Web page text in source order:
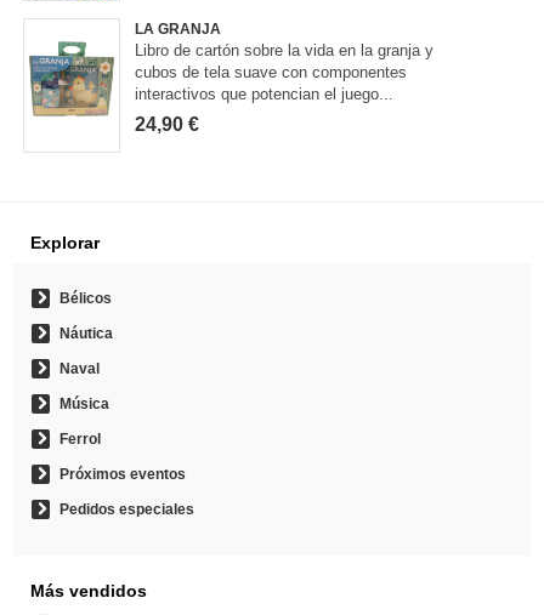
LA GRANJA
Libro de cartón sobre la vida en la granja y
cubos de tela suave con componentes
interactivos que potencian el juego...
24,90 €
Explorar
Bélicos
Náutica
Naval
Música
Ferrol
Próximos eventos
Pedidos especiales
Más vendidos